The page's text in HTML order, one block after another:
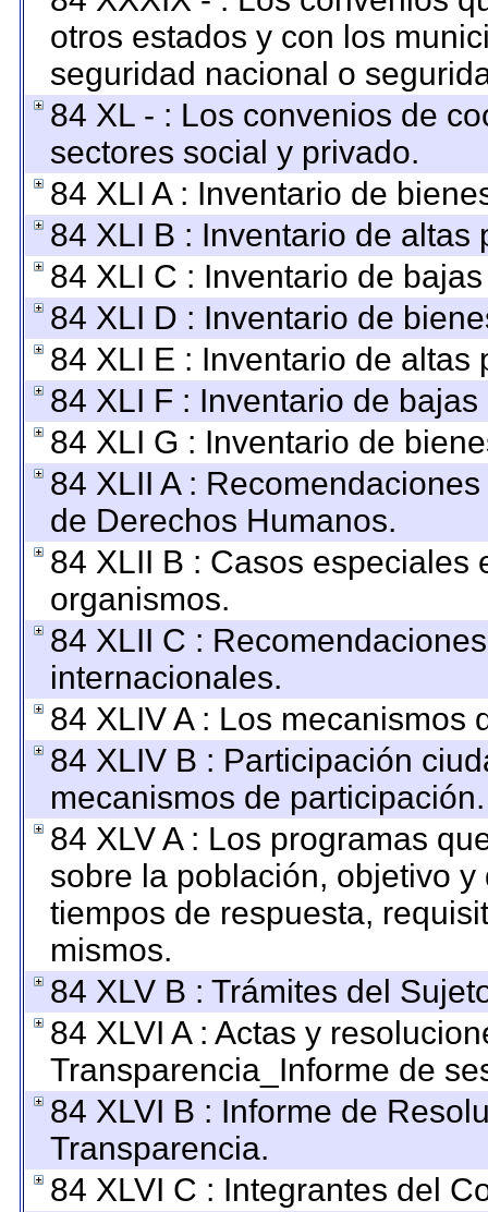
otros estados y con los
seguridad nacional o
84 XL - : Los convenios de
sectores social y privado.
84 XLI A : Inventario de
84 XLI B : Inventario de
84 XLI C : Inventario de
84 XLI D : Inventario de
84 XLI E : Inventario de
84 XLI F : Inventario de
84 XLI G : Inventario de
84 XLII A :
de Derechos Humanos.
84 XLII B : Casos especiales
organismos.
84 XLII C :
internacionales.
84 XLIV A : Los mecanismos
84 XLIV B : Participación
mecanismos de participación.
84 XLV A : Los programas
sobre la población, objetivo
tiempos de respuesta,
mismos.
84 XLV B : Trámites del
84 XLVI A : Actas y
Transparencia_Informe de
84 XLVI B : Informe de
Transparencia.
84 XLVI C : Integrantes del